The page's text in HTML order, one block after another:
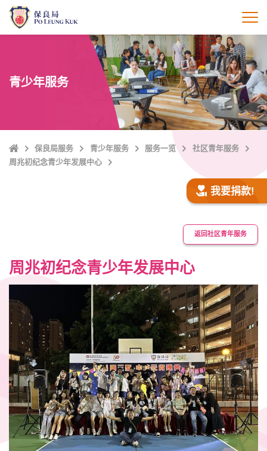
打
青少年服务
Home保良局服务 青少年服务 服务一览
社区青年服务
周兆初纪念青少年发展中心
我要捐款!
返回社区青年服务
周兆初纪念青少年发展中心